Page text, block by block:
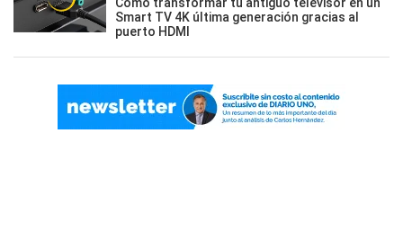
Smart TV 4K última generación gracias al
puerto HDMI